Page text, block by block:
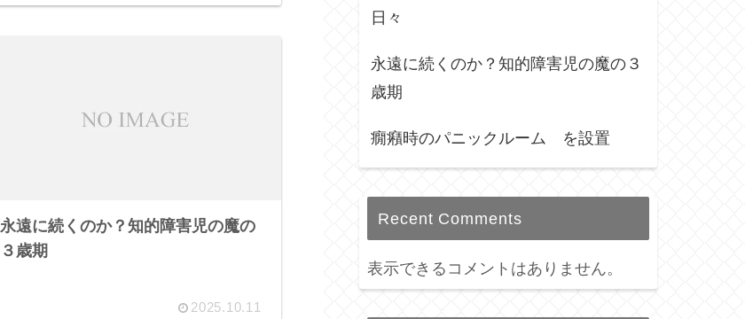
永遠に続くのか？知的障害児の魔の
３歳期
2025.10.11
日々
永遠に続くのか？知的障害児の魔の３
歳期
癇癪時のパニックルーム を設置
Recent Comments
表示できるコメントはありません。